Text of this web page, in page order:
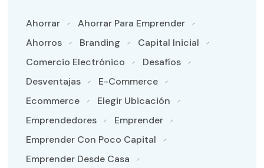
Ahorrar
Ahorrar Para Emprender
Ahorros
Branding
Capital Inicial
Comercio Electrónico
Desafíos
Desventajas
E-Commerce
Ecommerce
Elegir Ubicación
Emprendedores
Emprender
Emprender Con Poco Capital
Emprender Desde Casa